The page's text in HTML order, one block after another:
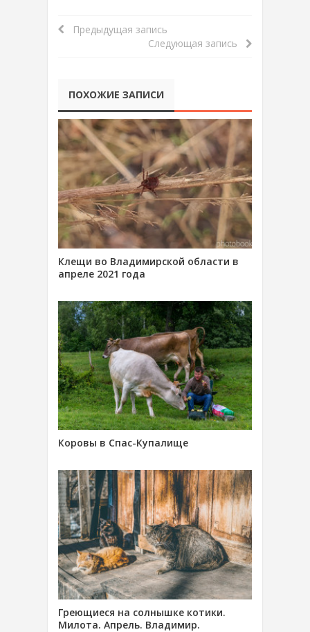
Предыдущая запись
Следующая запись
ПОХОЖИЕ ЗАПИСИ
Клещи во Владимирской области в
апреле 2021 года
Коровы в Спас-Купалище
Греющиеся на солнышке котики.
Милота. Апрель. Владимир.